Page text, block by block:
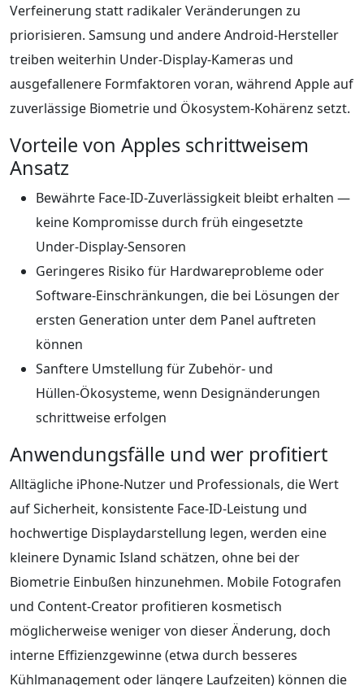
Verfeinerung statt radikaler Veränderungen zu
priorisieren. Samsung und andere Android‑Hersteller
treiben weiterhin Under‑Display‑Kameras und
ausgefallenere Formfaktoren voran, während Apple auf
zuverlässige Biometrie und Ökosystem‑Kohärenz setzt.
Vorteile von Apples schrittweisem
Ansatz
Bewährte Face‑ID‑Zuverlässigkeit bleibt erhalten —
keine Kompromisse durch früh eingesetzte
Under‑Display‑Sensoren
Geringeres Risiko für Hardwareprobleme oder
Software‑Einschränkungen, die bei Lösungen der
ersten Generation unter dem Panel auftreten
können
Sanftere Umstellung für Zubehör‑ und
Hüllen‑Ökosysteme, wenn Designänderungen
schrittweise erfolgen
Anwendungsfälle und wer profitiert
Alltägliche iPhone‑Nutzer und Professionals, die Wert
auf Sicherheit, konsistente Face‑ID‑Leistung und
hochwertige Displaydarstellung legen, werden eine
kleinere Dynamic Island schätzen, ohne bei der
Biometrie Einbußen hinzunehmen. Mobile Fotografen
und Content‑Creator profitieren kosmetisch
möglicherweise weniger von dieser Änderung, doch
interne Effizienzgewinne (etwa durch besseres
Kühlmanagement oder längere Laufzeiten) können die